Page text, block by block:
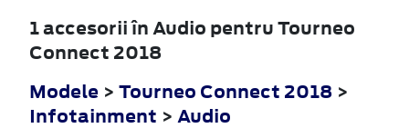
1 accesorii în Audio pentru Tourneo
Connect 2018
Modele > Tourneo Connect 2018 >
Infotainment > Audio